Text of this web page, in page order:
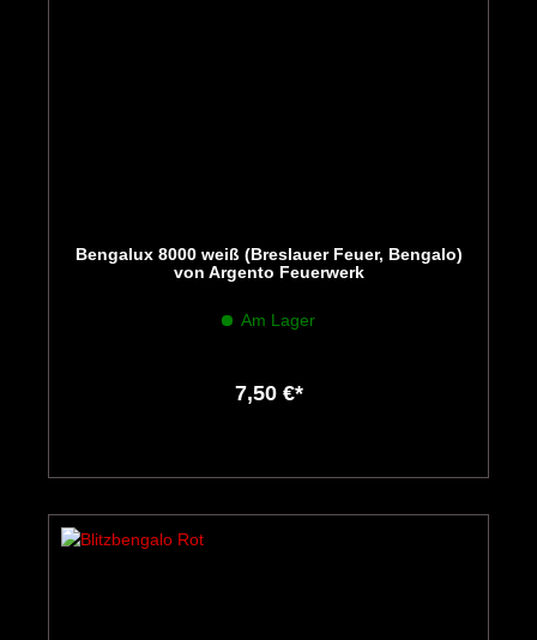
Bengalux 8000 weiß (Breslauer Feuer, Bengalo)
von Argento Feuerwerk
Am Lager
7,50 €*